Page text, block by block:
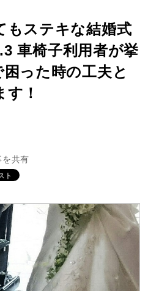
もステキな結婚式
車椅子利用者が挙
った時の工夫と
！
を共有